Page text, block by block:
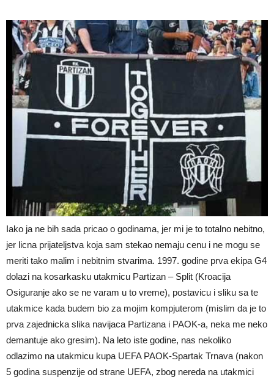
Iako ja ne bih sada pricao o godinama, jer mi je to totalno nebitno,
jer licna prijateljstva koja sam stekao nemaju cenu i ne mogu se
meriti tako malim i nebitnim stvarima. 1997. godine prva ekipa G4
dolazi na kosarkasku utakmicu Partizan – Split (Kroacija
Osiguranje ako se ne varam u to vreme), postavicu i sliku sa te
utakmice kada budem bio za mojim kompjuterom (mislim da je to
prva zajednicka slika navijaca Partizana i PAOK-a, neka me neko
demantuje ako gresim). Na leto iste godine, nas nekoliko
odlazimo na utakmicu kupa UEFA PAOK-Spartak Trnava (nakon
5 godina suspenzije od strane UEFA, zbog nereda na utakmici